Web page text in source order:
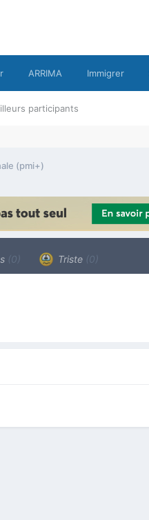
participants
ARRIMA Immigrer
(pmi+)
(0) Triste (0)